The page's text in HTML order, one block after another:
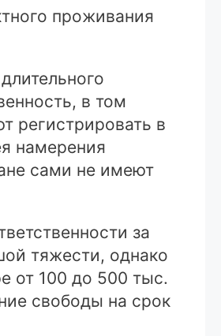
проживания
в том
регистрировать в
намерения
сами не имеют
за
тяжести, однако
от 100 до 500 тыс.
свободы на срок